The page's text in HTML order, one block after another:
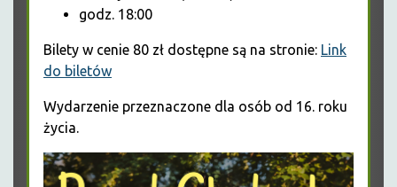
godz. 18:00
Bilety w cenie 80 zł dostępne są na stronie: Link
do biletów
Wydarzenie przeznaczone dla osób od 16. roku
życia.